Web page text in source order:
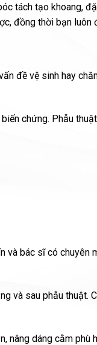
tách tạo khoang,
đồng thời bạn luôn
đề vệ sinh hay
chứng. Phẫu
và bác sĩ có
và sau phẫu thuật.
nâng dáng cằm